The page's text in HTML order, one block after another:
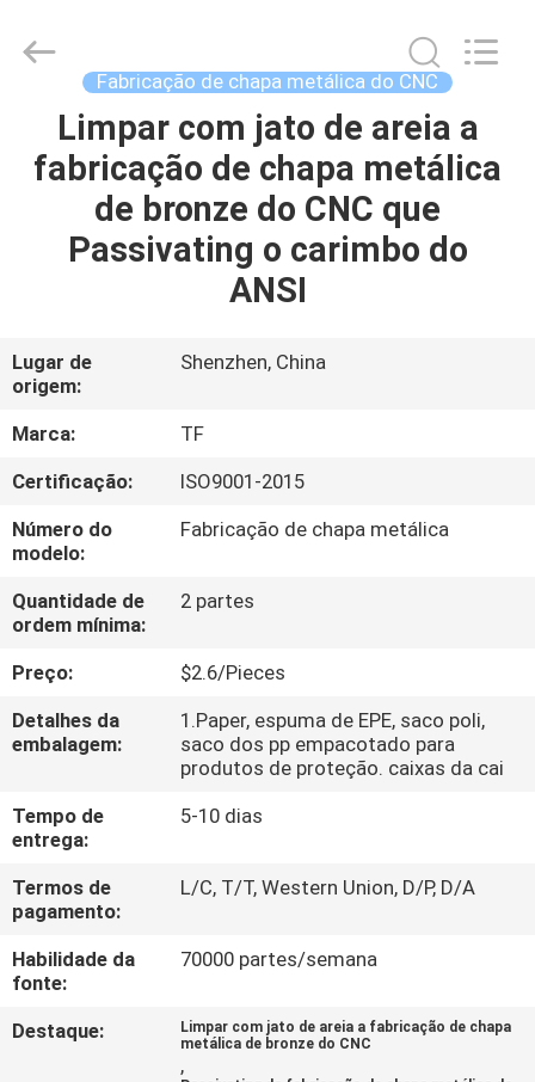
PARA
CASA
PRODUTOS
NÓS
VISITA
À
FÁBRICA
CONTROLE
DE
QUALIDADE
CONTACTE-
SOLICITE
UM
ORÇAMENTO
Tuofa
Technology
Fabricação de chapa metálica do CNC
Limpar com jato de areia a
fabricação de chapa metálica
de bronze do CNC que
Passivating o carimbo do
ANSI
Lugar de
origem:
Shenzhen, China
Marca:
TF
Certificação:
ISO9001-2015
Número do
modelo:
Fabricação de chapa metálica
Quantidade de
ordem mínima:
2 partes
Preço:
$2.6/Pieces
Detalhes da
embalagem:
1.Paper, espuma de EPE, saco poli,
saco dos pp empacotado para
produtos de proteção. caixas da cai
Tempo de
entrega:
5-10 dias
Termos de
pagamento:
L/C, T/T, Western Union, D/P, D/A
Habilidade da
fonte:
70000 partes/semana
Destaque:
Limpar com jato de areia a fabricação de chapa
metálica de bronze do CNC
,